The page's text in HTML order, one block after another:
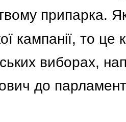
припарка.
кампанії, то це
виборах,
до